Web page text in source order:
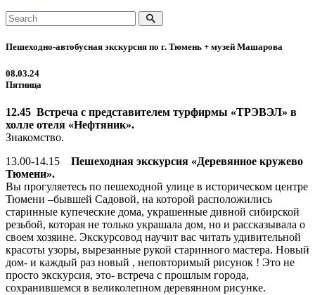
Пешеходно-автобусная экскурсия по г. Тюмень + музей Машарова
08.03.24
Пятница
12.45 Встреча с представителем турфирмы «ТРЭВЭЛ» в
холле отеля «Нефтяник».
Знакомство.
13.00-14.15 Пешеходная экскурсия «Деревянное кружево
Тюмени».
Вы прогуляетесь по пешеходной улице в историческом центре
Тюмени –бывшей Садовой, на которой расположились
старинные купеческие дома, украшенные дивной сибирской
резьбой, которая не только украшала дом, но и рассказывала о
своем хозяине. Экскурсовод научит вас читать удивительной
красоты узоры, вырезанные рукой старинного мастера. Новый
дом- и каждый раз новый , неповторимый рисунок ! Это не
просто экскурсия, это- встреча с прошлым города,
сохранившемся в великолепном деревянном рисунке.